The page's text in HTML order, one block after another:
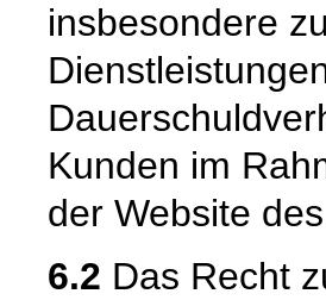
insbesondere
Kunden im
der Website
6.2 Das Recht